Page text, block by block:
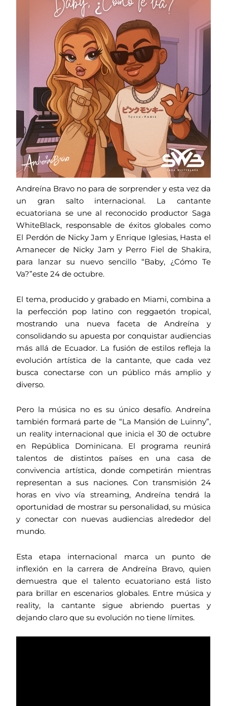
Andreína Bravo no para de sorprender y esta vez da
un gran salto internacional. La cantante
ecuatoriana se une al reconocido productor Saga
WhiteBlack, responsable de éxitos globales como
El Perdón de Nicky Jam y Enrique Iglesias, Hasta el
Amanecer de Nicky Jam y Perro Fiel de Shakira,
para lanzar su nuevo sencillo “Baby, ¿Cómo Te
Va?”este 24 de octubre.
El tema, producido y grabado en Miami, combina a
la perfección pop latino con reggaetón tropical,
mostrando una nueva faceta de Andreína y
consolidando su apuesta por conquistar audiencias
más allá de Ecuador. La fusión de estilos refleja la
evolución artística de la cantante, que cada vez
busca conectarse con un público más amplio y
diverso.
Pero la música no es su único desafío. Andreína
también formará parte de “La Mansión de Luinny”,
un reality internacional que inicia el 30 de octubre
en República Dominicana. El programa reunirá
talentos de distintos países en una casa de
convivencia artística, donde competirán mientras
representan a sus naciones. Con transmisión 24
horas en vivo vía streaming, Andreína tendrá la
oportunidad de mostrar su personalidad, su música
y conectar con nuevas audiencias alrededor del
mundo.
Esta etapa internacional marca un punto de
inflexión en la carrera de Andreína Bravo, quien
demuestra que el talento ecuatoriano está listo
para brillar en escenarios globales. Entre música y
reality, la cantante sigue abriendo puertas y
dejando claro que su evolución no tiene límites.